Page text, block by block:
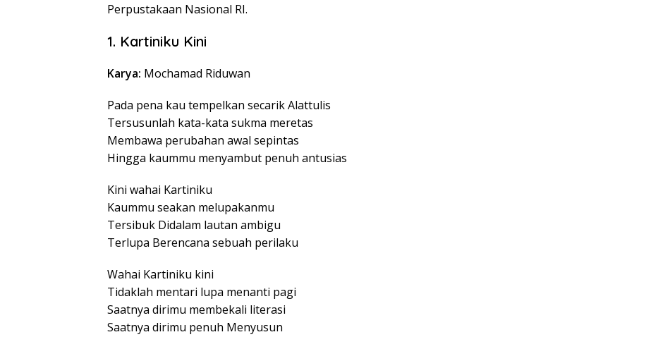
Perpustakaan Nasional RI.
1. Kartiniku Kini
Karya: Mochamad Riduwan
Pada pena kau tempelkan secarik Alattulis
Tersusunlah kata-kata sukma meretas
Membawa perubahan awal sepintas
Hingga kaummu menyambut penuh antusias
Kini wahai Kartiniku
Kaummu seakan melupakanmu
Tersibuk Didalam lautan ambigu
Terlupa Berencana sebuah perilaku
Wahai Kartiniku kini
Tidaklah mentari lupa menanti pagi
Saatnya dirimu membekali literasi
Saatnya dirimu penuh Menyusun